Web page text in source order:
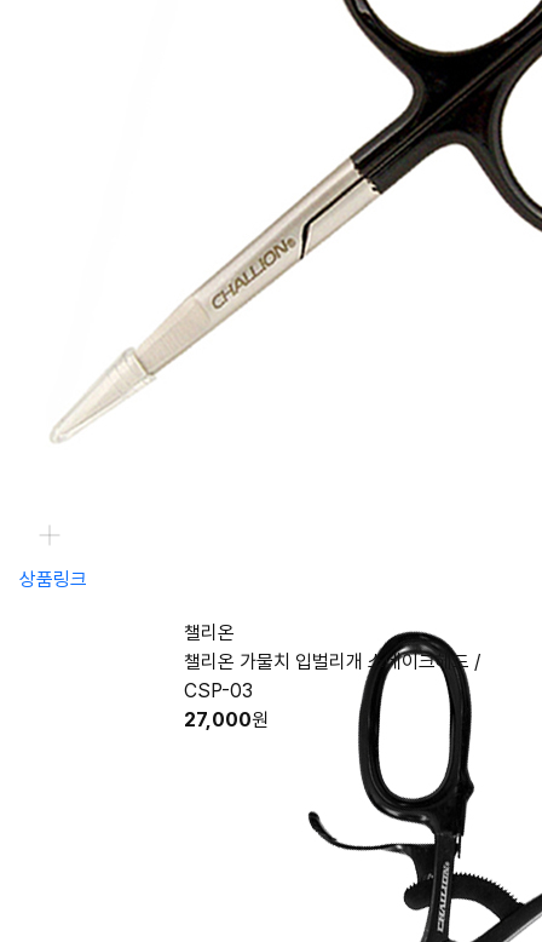
상품링크
챌리온
챌리온 가물치 입벌리개 스네이크헤드 /
CSP-03
27,000원